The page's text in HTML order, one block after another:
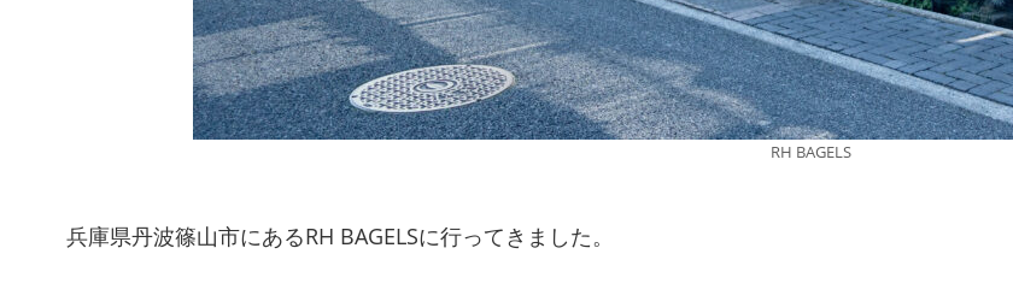
RH BAGELS
兵庫県丹波篠山市にあるRH BAGELSに行ってきました。